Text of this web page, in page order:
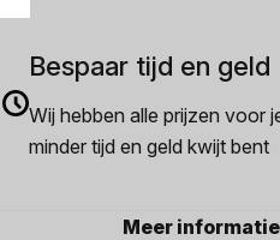
Bespaar tijd en geld
Wij hebben alle prijzen voor
minder tijd en geld kwijt bent
Meer informatie